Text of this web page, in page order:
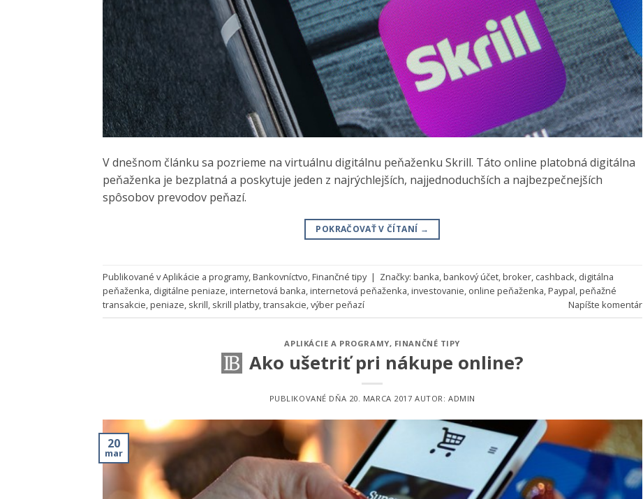
V dnešnom článku sa pozrieme na virtuálnu digitálnu peňaženku Skrill. Táto online platobná digitálna
peňaženka je bezplatná a poskytuje jeden z najrýchlejších, najjednoduchších a najbezpečnejších
spôsobov prevodov peňazí.
POKRAČOVAŤ V ČÍTANÍ →
Publikované vAplikácie a programy,Bankovníctvo,Finančné tipy | Značky: banka,bankový účet,broker, cashback, digitálna
peňaženka, digitálne peniaze,internetová banka,internetová peňaženka,investovanie, online peňaženka,Paypal,peňažné
transakcie,peniaze, skrill, skrill platby,transakcie,výber peňazí Napíšte komentár
APLIKÁCIE A PROGRAMY, FINANČNÉ TIPY
Ako ušetriť pri nákupe online?
PUBLIKOVANÉ DŇA 20. MARCA 2017 AUTOR: ADMIN
20
mar